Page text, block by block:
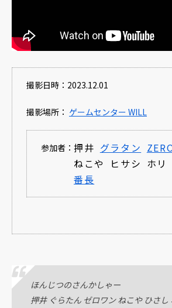
撮影日時：2023.12.01
撮影場所： ゲームセンター WILL
参加者： 押井 グラタン
ねこや
ヒサシ ホリ
番長
ほんじつのさんかしゃー
押井 ぐらたん ゼロワン ねこや ひさし